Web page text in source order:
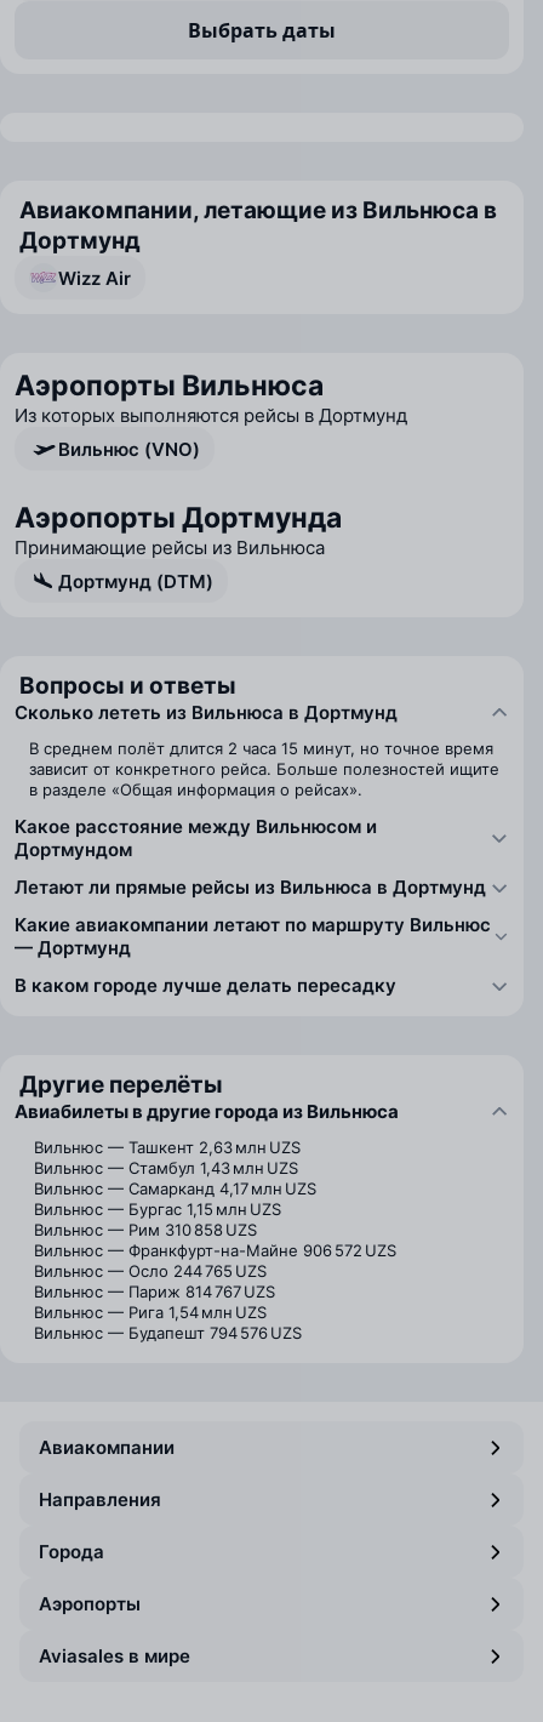
Выбрать даты
Авиакомпании, летающие из Вильнюса в
Дортмунд
Wizz Air
Аэропорты Вильнюса
Из которых выполняются рейсы в Дортмунд
Вильнюс (VNO)
Аэропорты Дортмунда
Принимающие рейсы из Вильнюса
Дортмунд (DTM)
Вопросы и ответы
Сколько лететь из Вильнюса в Дортмунд
В среднем полёт длится 2 часа 15 минут, но точное время
зависит от конкретного рейса. Больше полезностей ищите
в разделе «Общая информация о рейсах».
Какое расстояние между Вильнюсом и
Дортмундом
Летают ли прямые рейсы из Вильнюса в Дортмунд
Какие авиакомпании летают по маршруту Вильнюс
— Дортмунд
В каком городе лучше делать пересадку
Другие перелёты
Авиабилеты в другие города из Вильнюса
Вильнюс — Ташкент 2,63 млн UZS
Вильнюс — Стамбул 1,43 млн UZS
Вильнюс — Самарканд 4,17 млн UZS
Вильнюс — Бургас 1,15 млн UZS
Вильнюс — Рим 310 858 UZS
Вильнюс — Франкфурт-на-Майне 906 572 UZS
Вильнюс — Осло 244 765 UZS
Вильнюс — Париж 814 767 UZS
Вильнюс — Рига 1,54 млн UZS
Вильнюс — Будапешт 794 576 UZS
Авиакомпании
Направления
Города
Аэропорты
Aviasales в мире